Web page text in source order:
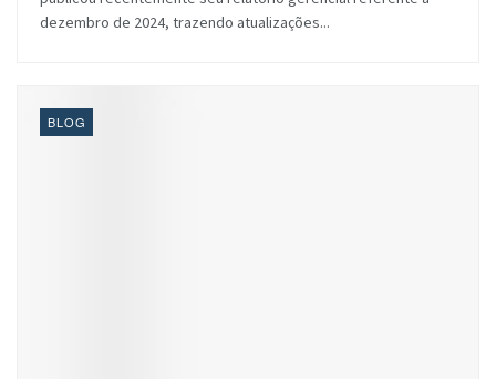
dezembro de 2024, trazendo atualizações...
BLOG